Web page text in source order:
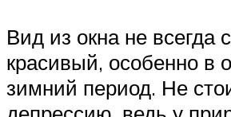
Вид из окна не всегда
красивый, особенно в
зимний период. Не